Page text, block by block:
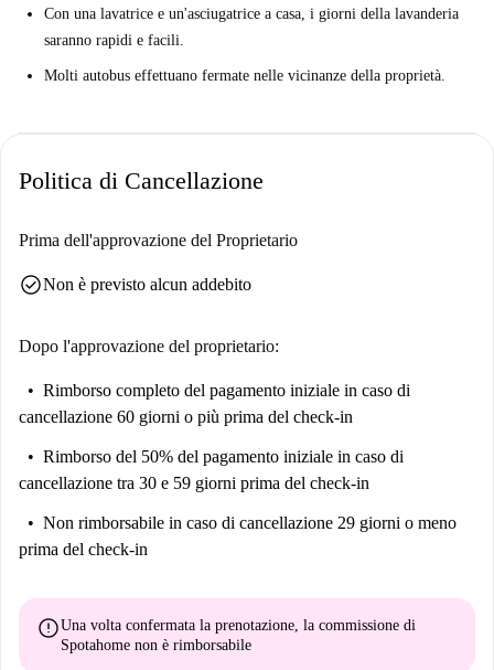
Con una lavatrice e un'asciugatrice a casa, i giorni della lavanderia
saranno rapidi e facili.
Molti autobus effettuano fermate nelle vicinanze della proprietà.
Politica di Cancellazione
Prima dell'approvazione del Proprietario
check_circleNon è previsto alcun addebito
Dopo l'approvazione del proprietario:
Rimborso completo del pagamento iniziale in caso di
cancellazione 60 giorni o più prima del check-in
Rimborso del 50% del pagamento iniziale in caso di
cancellazione tra 30 e 59 giorni prima del check-in
Non rimborsabile in caso di cancellazione 29 giorni o meno
prima del check-in
errorUna volta confermata la prenotazione, la commissione di
Spotahome non è rimborsabile